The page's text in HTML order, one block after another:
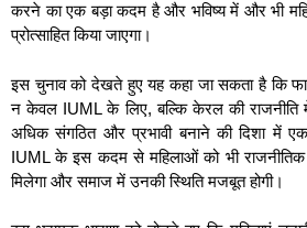
करने का एक बड़ा कदम है और भविष्य में और भी
प्रोत्साहित किया जाएगा।
इस चुनाव को देखते हुए यह कहा जा सकता है कि
न केवल IUML के लिए, बल्कि केरल की राजनीति में
अधिक संगठित और प्रभावी बनाने की दिशा में एक
IUML के इस कदम से महिलाओं को भी राजनीतिक
मिलेगा और समाज में उनकी स्थिति मजबूत होगी।